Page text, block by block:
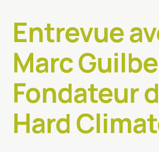
Entrevue
Marc
Fondateur
Hard